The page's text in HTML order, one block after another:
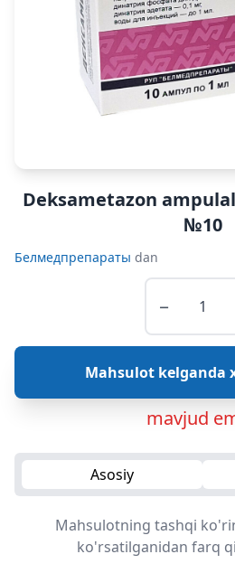
Deksametazon
№10
Белмедпрепараты dan
−
Mahsulot kelganda
mavjud
Asosiy
Mahsulotning tashqi
ko'rsatilganidan farq